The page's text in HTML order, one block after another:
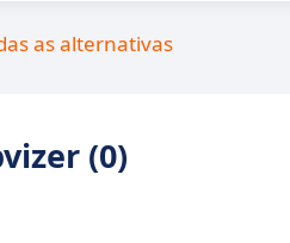
as alternativas
(0)